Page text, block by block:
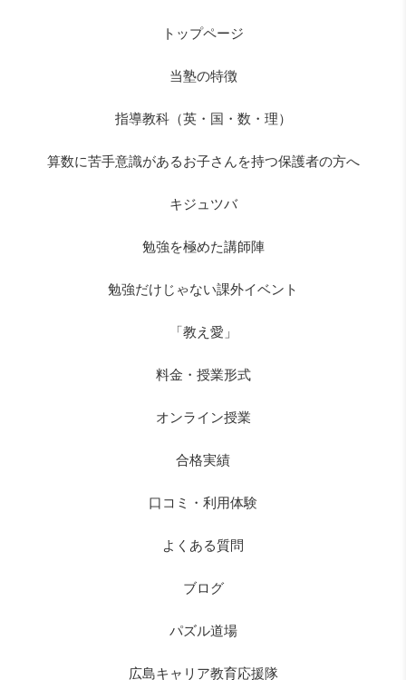
トップページ
当塾の特徴
指導教科（英・国・数・理）
算数に苦手意識があるお子さんを持つ保護者の方へ
キジュツバ
勉強を極めた講師陣
勉強だけじゃない課外イベント
「教え愛」
料金・授業形式
オンライン授業
合格実績
口コミ・利用体験
よくある質問
ブログ
パズル道場
広島キャリア教育応援隊